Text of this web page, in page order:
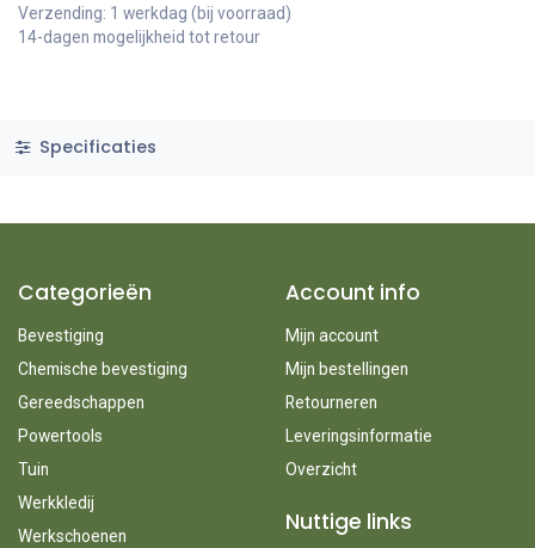
Verzending: 1 werkdag (bij voorraad)
14-dagen mogelijkheid tot retour
Specificaties
Categorieën
Bevestiging
Chemische bevestiging
Gereedschappen
Powertools
Tuin
Werkkledij
Werkschoenen
Account info
Mijn account
Mijn bestellingen
Retourneren
Leveringsinformatie
Overzicht
Nuttige links